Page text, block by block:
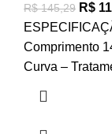
R$145,29 R$
Comprimento
Curva –